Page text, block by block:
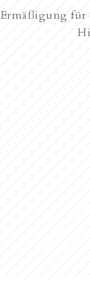
Ermäßigung für